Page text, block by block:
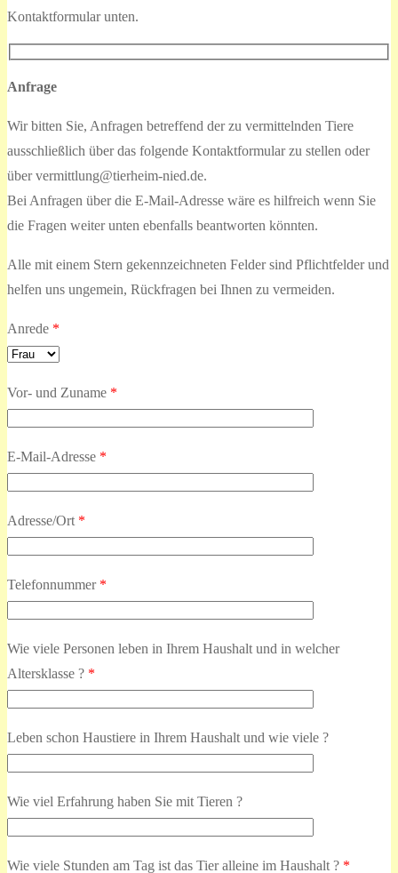
Kontaktformular unten.
Anfrage
Wir bitten Sie, Anfragen betreffend der zu vermittelnden Tiere
ausschließlich über das folgende Kontaktformular zu stellen oder
über vermittlung@tierheim-nied.de.
Bei Anfragen über die E-Mail-Adresse wäre es hilfreich wenn Sie
die Fragen weiter unten ebenfalls beantworten könnten.
Alle mit einem Stern gekennzeichneten Felder sind Pflichtfelder und
helfen uns ungemein, Rückfragen bei Ihnen zu vermeiden.
Anrede *
Vor- und Zuname *
E-Mail-Adresse *
Adresse/Ort *
Telefonnummer *
Wie viele Personen leben in Ihrem Haushalt und in welcher
Altersklasse ? *
Leben schon Haustiere in Ihrem Haushalt und wie viele ?
Wie viel Erfahrung haben Sie mit Tieren ?
Wie viele Stunden am Tag ist das Tier alleine im Haushalt ? *